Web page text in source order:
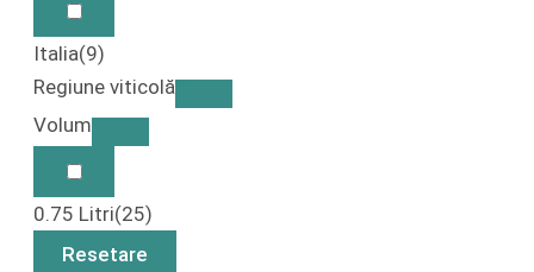
Italia(9)
Regiune viticolă
Volum
0.75 Litri(25)
Resetare